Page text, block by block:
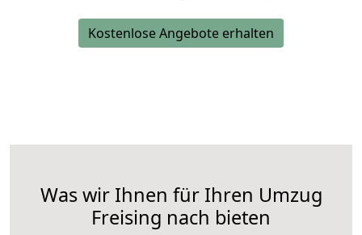
Kostenlose Angebote erhalten
Was wir Ihnen für Ihren Umzug
Freising nach bieten